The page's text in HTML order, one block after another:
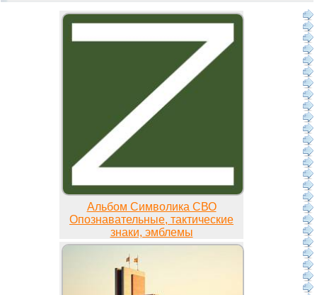
Альбом Символика СВО
Опознавательные, тактические
знаки, эмблемы